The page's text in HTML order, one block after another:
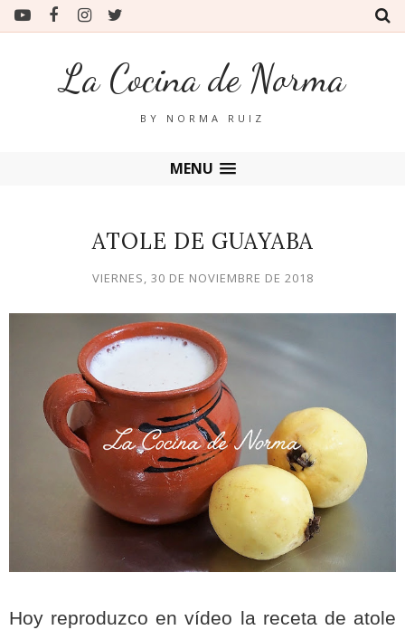
La Cocina de Norma
BY NORMA RUIZ
MENU
ATOLE DE GUAYABA
VIERNES, 30 DE NOVIEMBRE DE 2018
Hoy reproduzco en vídeo la receta de atole